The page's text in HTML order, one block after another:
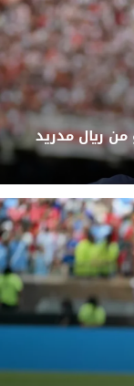
من ريال مدريد